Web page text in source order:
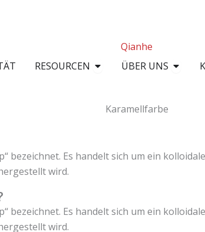
Service
RESOURCEN Offene Ressourcen
ÜBER UNS
bezeichnet. Es handelt sich um ein
wird.
bezeichnet. Es handelt sich um ein
wird.